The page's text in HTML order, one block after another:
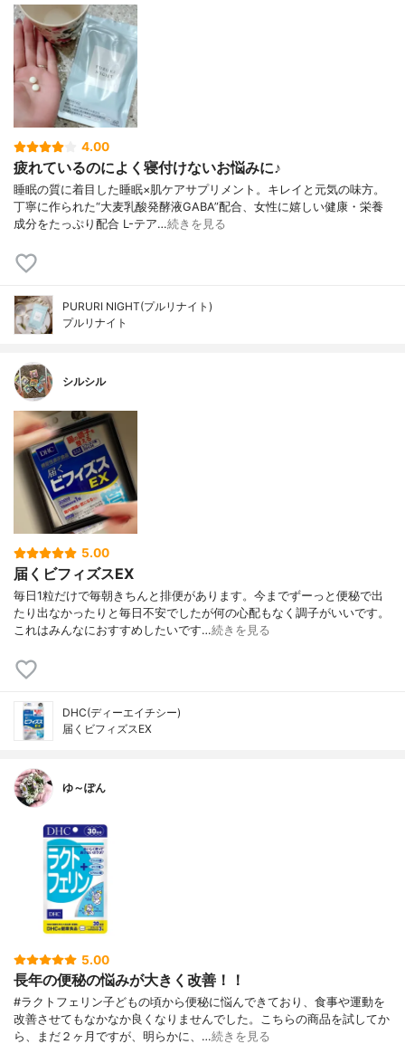
4.00
疲れているのによく寝付けないお悩みに♪
睡眠の質に着目した睡眠×肌ケアサプリメント。キレイと元気の味方。
丁寧に作られた“大麦乳酸発酵液GABA”配合、女性に嬉しい健康・栄養
成分をたっぷり配合 L-テア…続きを見る
PURURI NIGHT(プルリナイト)
プルリナイト
シルシル
5.00
届くビフィズスEX
毎日1粒だけで毎朝きちんと排便があります。今までずーっと便秘で出
たり出なかったりと毎日不安でしたが何の心配もなく調子がいいです。
これはみんなにおすすめしたいです…続きを見る
DHC(ディーエイチシー)
届くビフィズスEX
ゆ～ぽん
5.00
長年の便秘の悩みが大きく改善！！
#ラクトフェリン子どもの頃から便秘に悩んできており、食事や運動を
改善させてもなかなか良くなりませんでした。こちらの商品を試してか
ら、まだ２ヶ月ですが、明らかに、…続きを見る